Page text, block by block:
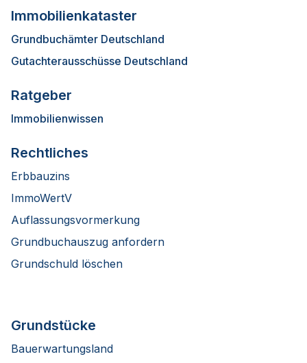
Immobilienkataster
Grundbuchämter Deutschland
Gutachterausschüsse Deutschland
Ratgeber
Immobilienwissen
Rechtliches
Erbbauzins
ImmoWertV
Auflassungsvormerkung
Grundbuchauszug anfordern
Grundschuld löschen
Grundstücke
Bauerwartungsland